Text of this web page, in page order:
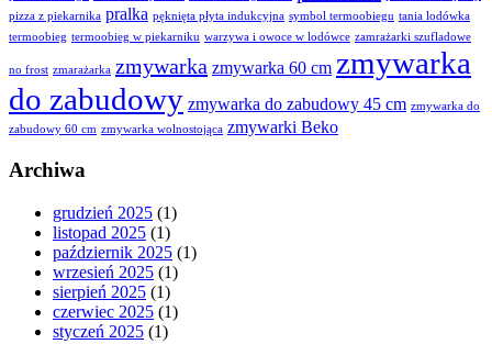
pizza z piekarnika pralka pęknięta płyta indukcyjna symbol termoobiegu tania lodówka
termoobieg termoobieg w piekarniku warzywa i owoce w lodówce zamrażarki szufladowe
no frost zmarażarka zmywarka zmywarka 60 cm zmywarka
do zabudowy zmywarka do zabudowy 45 cm zmywarka do
zabudowy 60 cm zmywarka wolnostojąca zmywarki Beko
Archiwa
grudzień 2025 (1)
listopad 2025 (1)
październik 2025 (1)
wrzesień 2025 (1)
sierpień 2025 (1)
czerwiec 2025 (1)
styczeń 2025 (1)